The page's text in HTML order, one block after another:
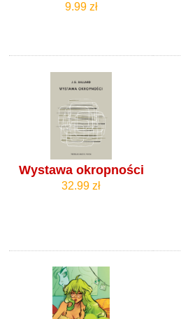
9.99 zł
Wystawa okropności
32.99 zł